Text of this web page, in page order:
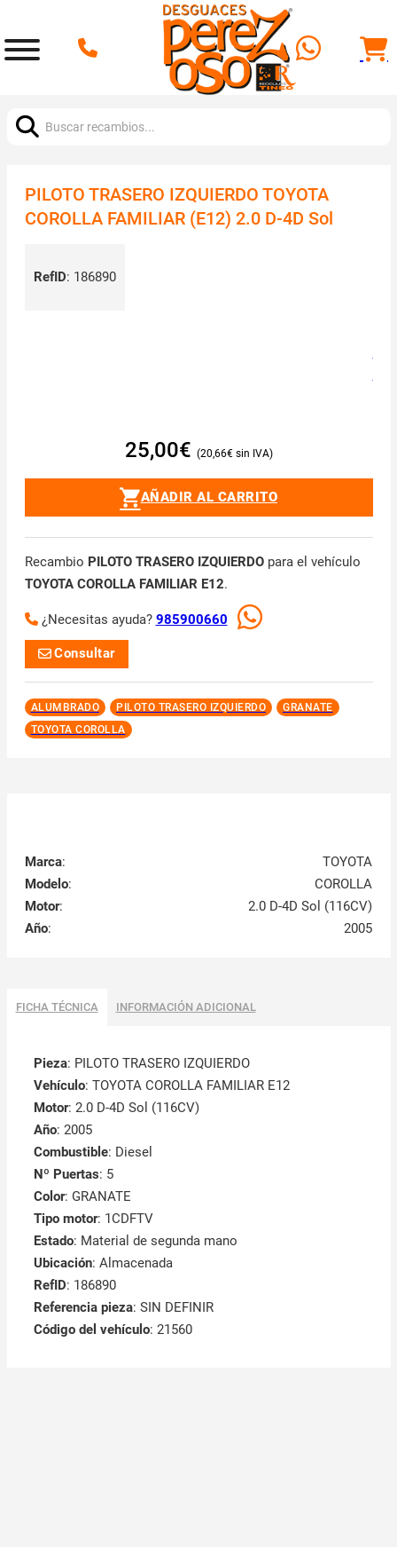
PILOTO TRASERO IZQUIERDO TOYOTA
COROLLA FAMILIAR (E12) 2.0 D-4D Sol
RefID: 186890
25,00€ 20,66€
AÑADIR AL CARRITO
Recambio PILOTO TRASERO IZQUIERDOpara el vehículo
TOYOTA COROLLA FAMILIAR E12.
¿Necesitas ayuda? 985900660
Consultar
ALUMBRADO PILOTO TRASERO IZQUIERDO
GRANATE
TOYOTA COROLLA
Marca:
TOYOTA
Modelo:
COROLLA
Motor:
2.0 D-4D Sol (116CV)
Año: 2005
FICHA TÉCNICA INFORMACIÓN ADICIONAL
Pieza: PILOTO TRASERO IZQUIERDO
Vehículo: TOYOTA COROLLA FAMILIAR E12
Motor: 2.0 D-4D Sol (116CV)
Año: 2005
Combustible: Diesel
Nº Puertas: 5
Color: GRANATE
Tipo motor: 1CDFTV
Estado: Material de segunda mano
Ubicación: Almacenada
RefID: 186890
Referencia pieza: SIN DEFINIR
Código del vehículo: 21560